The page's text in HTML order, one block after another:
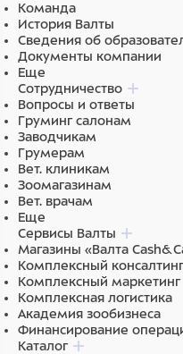
Команда
История Валты
Сведения об
Документы компании
Еще
Сотрудничество
Вопросы и ответы
Груминг салонам
Заводчикам
Грумерам
Вет. клиникам
Зоомагазинам
Вет. врачам
Еще
Сервисы Валты
Магазины «Валта
Комплексный консалтинг
Комплексный маркетинг
Комплексная логистика
Академия зообизнеса
Финансирование
Каталог